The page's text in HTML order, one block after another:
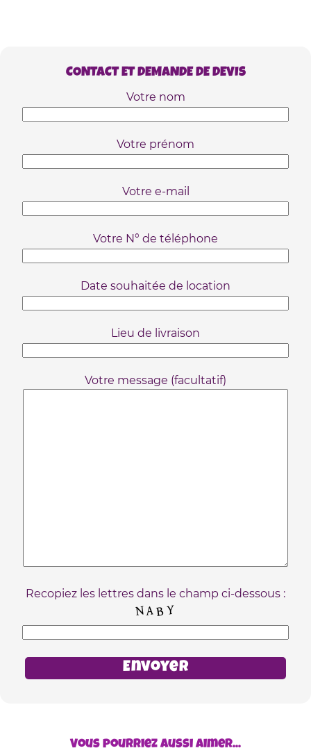
CONTACT ET DEMANDE DE DEVIS
Votre nom
Votre prénom
Votre e-mail
Votre N° de téléphone
Date souhaitée de location
Lieu de livraison
Votre message (facultatif)
Recopiez les lettres dans le champ ci-dessous :
Vous pourriez aussi aimer...